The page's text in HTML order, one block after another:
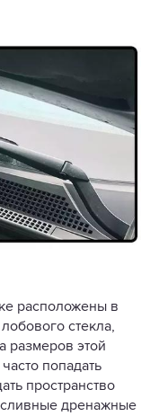
расположены в
стекла,
размеров этой
попадать
пространство
сливные дренажные